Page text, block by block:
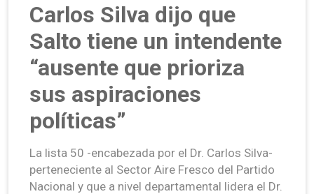
Carlos Silva dijo que
Salto tiene un intendente
“ausente que prioriza
sus aspiraciones
políticas”
La lista 50 -encabezada por el Dr. Carlos Silva-
perteneciente al Sector Aire Fresco del Partido
Nacional y que a nivel departamental lidera el Dr.